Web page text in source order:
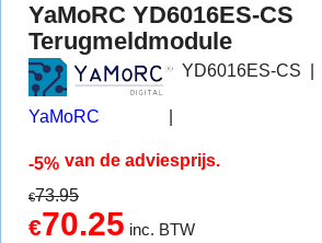
YaMoRC YD6016ES-CS
Terugmeldmodule
YaMoRC
YD6016ES-CS
-5% van de adviesprijs.
€73.95
€70.25 inc. BTW